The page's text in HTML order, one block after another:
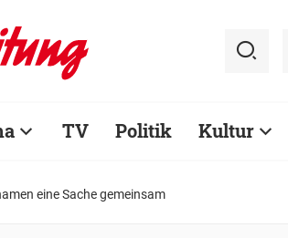
TV Politik Kultur
eine Sache gemeinsam